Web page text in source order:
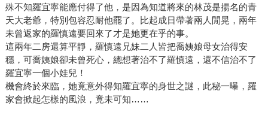
殊不知羅宜寧能應付得了他，是因為知道將來的林茂是揚名的青
天大老爺，特別包容忍耐他罷了。比起成日帶著兩人閒晃，兩年
未曾返家的羅慎遠要回來了才是她更在乎的事。
這兩年二房還算平靜，羅慎遠兄妹二人皆把喬姨娘母女治得安
穩，可喬姨娘卻未曾死心，總想著治不了羅慎遠，還不信治不了
羅宜寧一個小娃兒！
機會終於來臨，她竟意外得知羅宜寧的身世之謎，此秘一曝，羅
家會掀起怎樣的風浪，竟未可知……